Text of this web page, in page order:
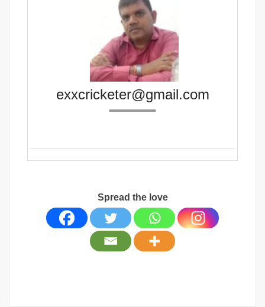
exxcricketer@gmail.com
Spread the love